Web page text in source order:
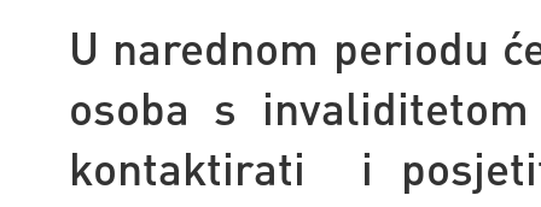
U narednom periodu
osoba s
kontaktirati i